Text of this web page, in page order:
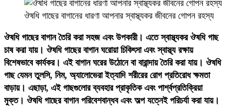
গাছের
বাগানের
ধারণা:
আপনার
স্বাস্থ্যকর
জীবনের
গোপন
রহস্য
ঔষধি গাছের বাগানের ধারণা আপনার স্বাস্থ্যকর জীবনের গোপন রহস্য
ঔষধি গাছের বাগান তৈরি করা সহজ এবং উপকারী। এতে স্বাস্থ্যকর ঔষধি গাছ
চাষ করা যায়। ঔষধি গাছের বাগান ঘরোয়া চিকিৎসা এবং স্বাস্থ্য রক্ষায়
বিশেষভাবে কার্যকর। এই বাগান ঘরের উঠোনে বা বারান্দায় তৈরি করা যায়। ঔষধি
গাছ যেমন তুলসি, নিম, অ্যালোভেরা ইত্যাদি শরীরের রোগ প্রতিরোধ ক্ষমতা
বাড়ায়। এছাড়া, এই গাছগুলোর ব্যবহার প্রাকৃতিক এবং পার্শ্বপ্রতিক্রিয়া
মুক্ত। ঔষধি গাছের বাগান পরিবেশবান্ধব এবং অল্প যত্নেই পরিচর্যা করা যায়।